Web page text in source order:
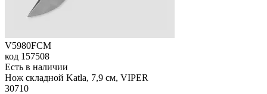
V5980FCM
код 157508
Есть в наличии
Нож складной Katla, 7,9 см, VIPER
30710